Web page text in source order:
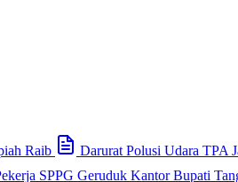
Raib
Darurat Polusi Udara TPA
SPPG Geruduk Kantor Bupati